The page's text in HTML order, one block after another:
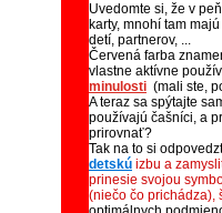
Uvedomte si, že v
karty, mnohí tam
detí, partnerov, ...
Červená farba
vlastne aktívne
minulosti (mali ste,
A teraz sa spýtajte
používajú čašníci, a
prirovnať?
Tak na to si
detskú izbu a
prinesie svojou
(niečo čo prichádza),